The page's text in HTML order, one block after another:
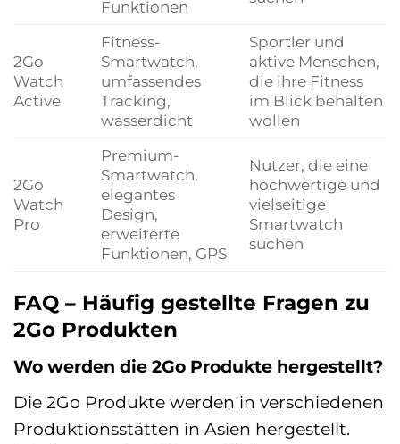
Funktionen
2Go
Watch
Active
Fitness-
Smartwatch,
umfassendes
Tracking,
wasserdicht
Sportler und
aktive Menschen,
die ihre Fitness
im Blick behalten
wollen
2Go
Watch
Pro
Premium-
Smartwatch,
elegantes
Design,
erweiterte
Funktionen, GPS
Nutzer, die eine
hochwertige und
vielseitige
Smartwatch
suchen
FAQ – Häufig gestellte Fragen zu
2Go Produkten
Wo werden die 2Go Produkte hergestellt?
Die 2Go Produkte werden in verschiedenen
Produktionsstätten in Asien hergestellt.